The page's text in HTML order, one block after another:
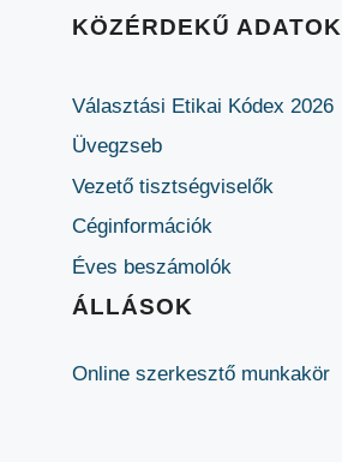
KÖZÉRDEKŰ ADATOK
Választási Etikai Kódex 2026
Üvegzseb
Vezető tisztségviselők
Céginformációk
Éves beszámolók
ÁLLÁSOK
Online szerkesztő munkakör